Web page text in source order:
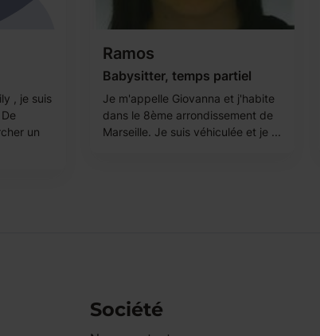
, je suis
un
Ramos
Babysitter, temps partiel
Je m'appelle Giovanna et j'habite
dans le 8ème arrondissement de
Marseille. Je suis véhiculée et je ...
Société